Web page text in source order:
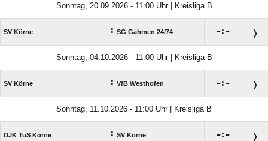
Sonntag, 20.09.2026 - 11:00 Uhr | Kreisliga B
SV Körne : SG Gahmen 24/​74 :
Sonntag, 04.10.2026 - 11:00 Uhr | Kreisliga B
SV Körne : VfB Westhofen :
Sonntag, 11.10.2026 - 11:00 Uhr | Kreisliga B
DJK TuS Körne : SV Körne :